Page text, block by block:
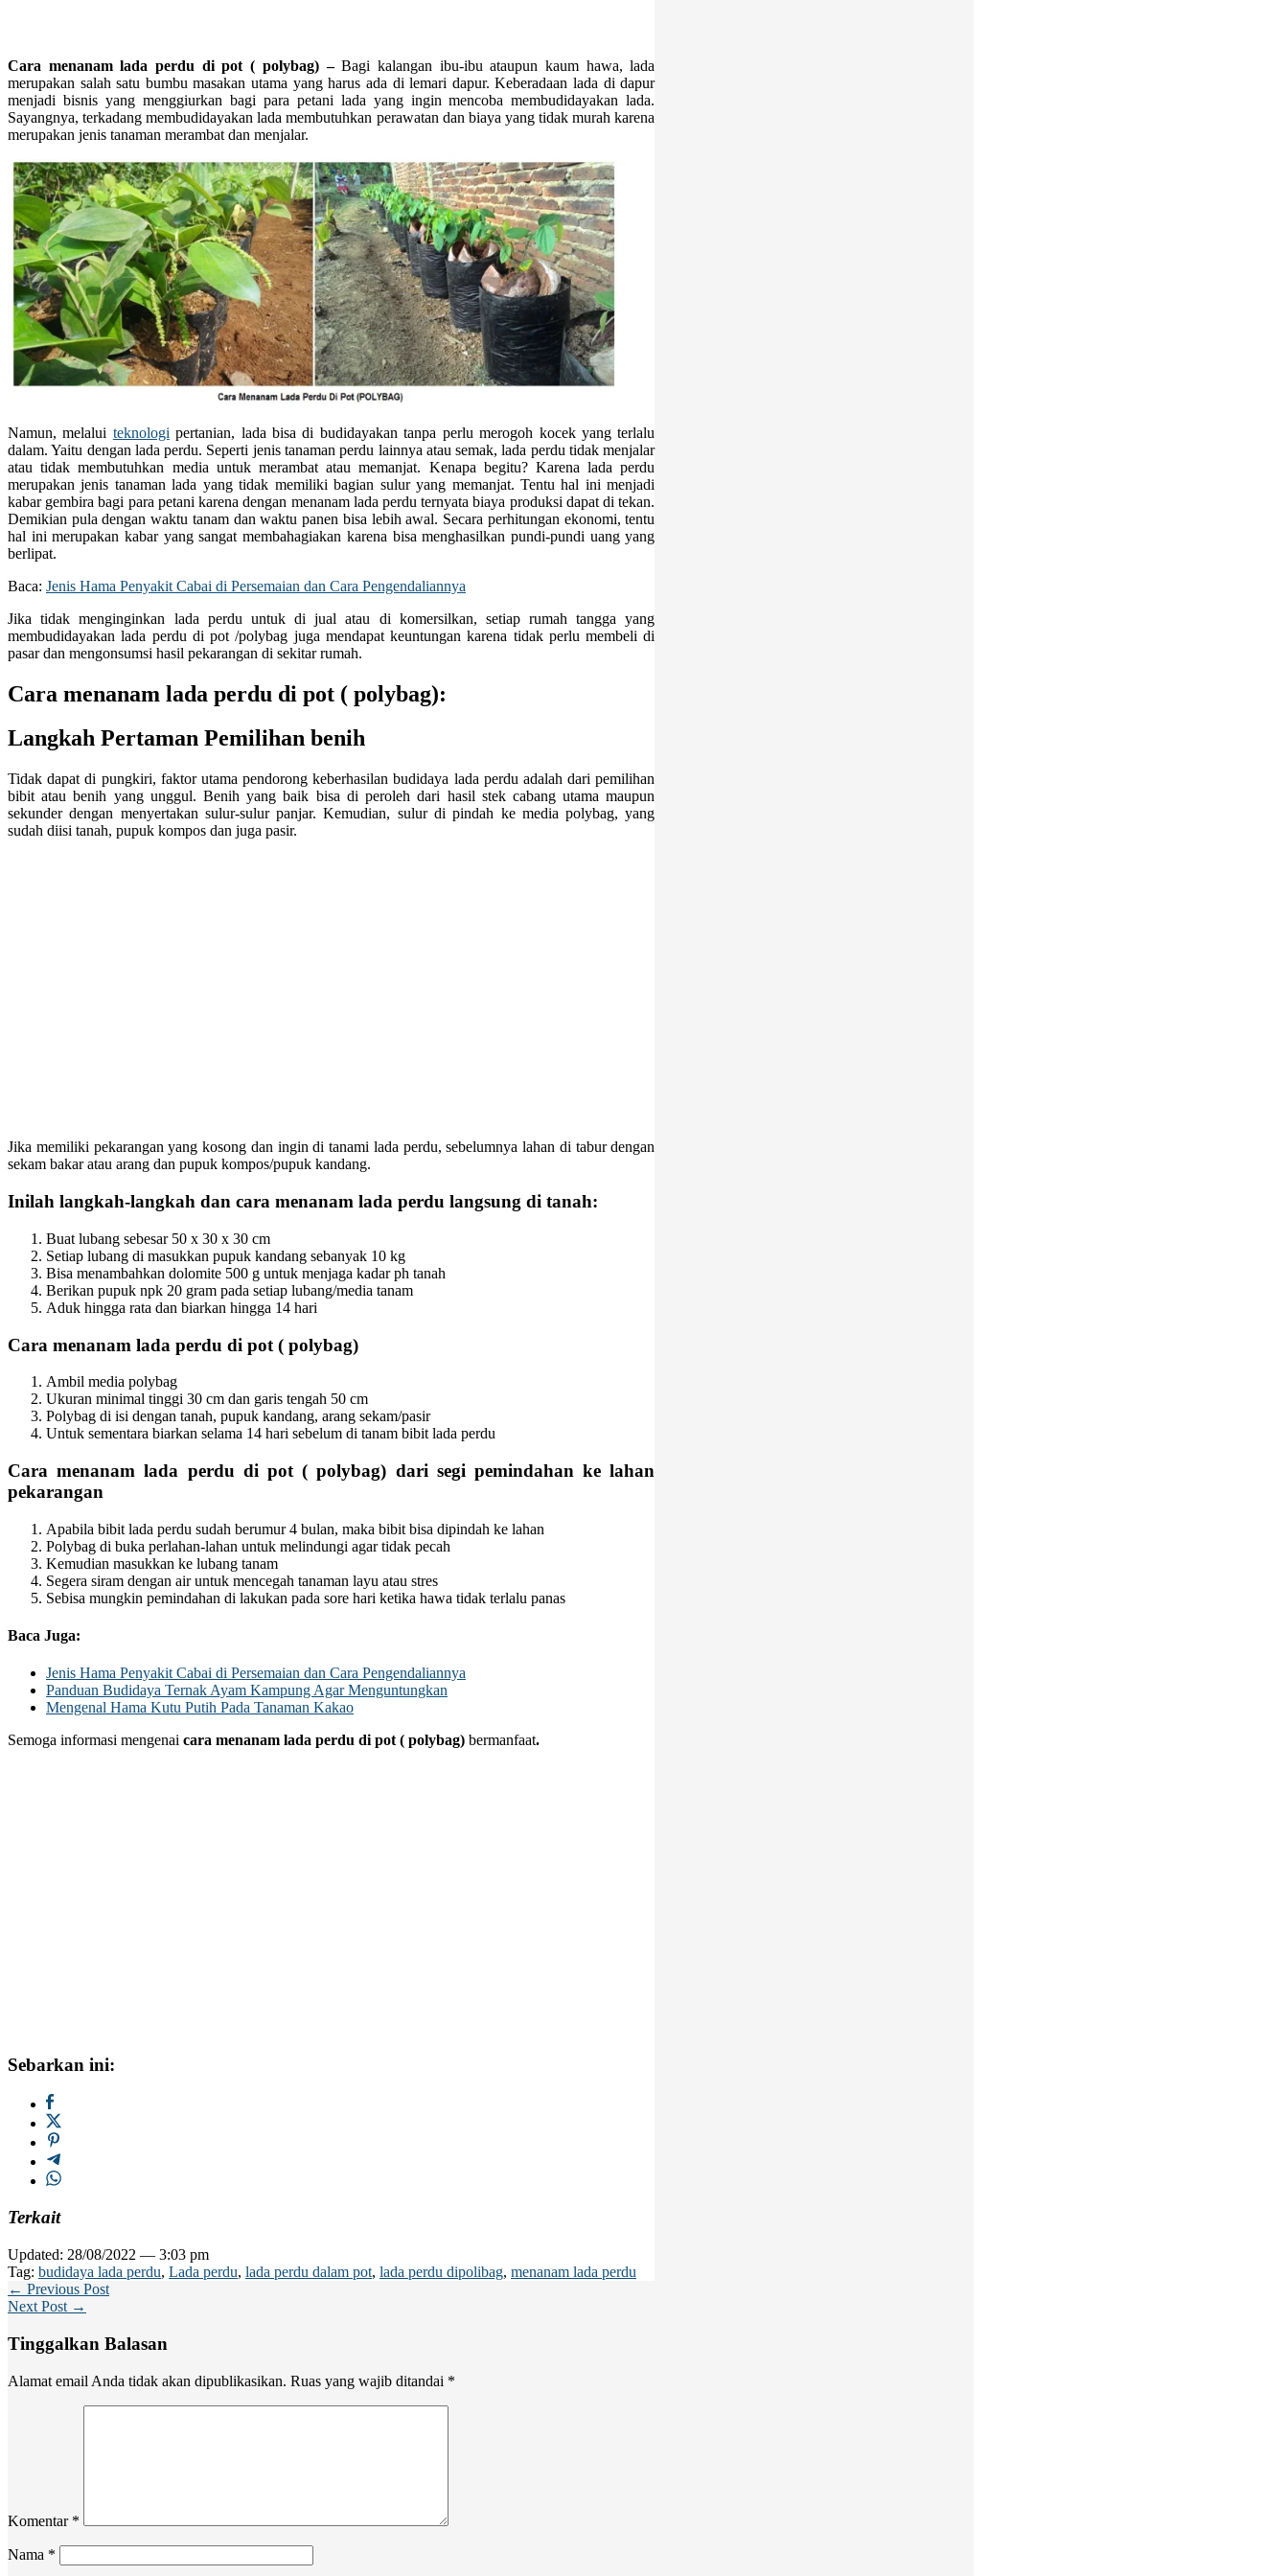
Cara menanam lada perdu di pot ( polybag) –Bagi kalangan ibu-ibu ataupun kaum hawa, lada
merupakan salah satu bumbu masakan utama yang harus ada di lemari dapur. Keberadaan lada di dapur
menjadi bisnis yang menggiurkan bagi para petani lada yang ingin mencoba membudidayakan lada.
Sayangnya, terkadang membudidayakan lada membutuhkan perawatan dan biaya yang tidak murah karena
merupakan jenis tanaman merambat dan menjalar.
Namun, melalui teknologi pertanian, lada bisa di budidayakan tanpa perlu merogoh kocek yang terlalu
dalam. Yaitu dengan lada perdu. Seperti jenis tanaman perdu lainnya atau semak, lada perdu tidak menjalar
atau tidak membutuhkan media untuk merambat atau memanjat. Kenapa begitu? Karena lada perdu
merupakan jenis tanaman lada yang tidak memiliki bagian sulur yang memanjat. Tentu hal ini menjadi
kabar gembira bagi para petani karena dengan menanam lada perdu ternyata biaya produksi dapat di tekan.
Demikian pula dengan waktu tanam dan waktu panen bisa lebih awal. Secara perhitungan ekonomi, tentu
hal ini merupakan kabar yang sangat membahagiakan karena bisa menghasilkan pundi-pundi uang yang
berlipat.
Baca: Jenis Hama Penyakit Cabai di Persemaian dan Cara Pengendaliannya
Jika tidak menginginkan lada perdu untuk di jual atau di komersilkan, setiap rumah tangga yang
membudidayakan lada perdu di pot /polybag juga mendapat keuntungan karena tidak perlu membeli di
pasar dan mengonsumsi hasil pekarangan di sekitar rumah.
Cara menanam lada perdu di pot ( polybag):
Langkah Pertaman Pemilihan benih
Tidak dapat di pungkiri, faktor utama pendorong keberhasilan budidaya lada perdu adalah dari pemilihan
bibit atau benih yang unggul. Benih yang baik bisa di peroleh dari hasil stek cabang utama maupun
sekunder dengan menyertakan sulur-sulur panjar. Kemudian, sulur di pindah ke media polybag, yang
sudah diisi tanah, pupuk kompos dan juga pasir.
Jika memiliki pekarangan yang kosong dan ingin di tanami lada perdu, sebelumnya lahan di tabur dengan
sekam bakar atau arang dan pupuk kompos/pupuk kandang.
Inilah langkah-langkah dan cara menanam lada perdu langsung di tanah:
Buat lubang sebesar 50 x 30 x 30 cm
Setiap lubang di masukkan pupuk kandang sebanyak 10 kg
Bisa menambahkan dolomite 500 g untuk menjaga kadar ph tanah
Berikan pupuk npk 20 gram pada setiap lubang/media tanam
Aduk hingga rata dan biarkan hingga 14 hari
Cara menanam lada perdu di pot ( polybag)
Ambil media polybag
Ukuran minimal tinggi 30 cm dan garis tengah 50 cm
Polybag di isi dengan tanah, pupuk kandang, arang sekam/pasir
Untuk sementara biarkan selama 14 hari sebelum di tanam bibit lada perdu
Cara menanam lada perdu di pot ( polybag) dari segi pemindahan ke lahan
pekarangan
Apabila bibit lada perdu sudah berumur 4 bulan, maka bibit bisa dipindah ke lahan
Polybag di buka perlahan-lahan untuk melindungi agar tidak pecah
Kemudian masukkan ke lubang tanam
Segera siram dengan air untuk mencegah tanaman layu atau stres
Sebisa mungkin pemindahan di lakukan pada sore hari ketika hawa tidak terlalu panas
Baca Juga:
Jenis Hama Penyakit Cabai di Persemaian dan Cara Pengendaliannya
Panduan Budidaya Ternak Ayam Kampung Agar Menguntungkan
Mengenal Hama Kutu Putih Pada Tanaman Kakao
Semoga informasi mengenai cara menanam lada perdu di pot ( polybag) bermanfaat.
Sebarkan ini:
Terkait
Updated: 28/08/2022 — 3:03 pm
Tag: budidaya lada perdu, Lada perdu, lada perdu dalam pot, lada perdu dipolibag, menanam lada perdu
← Previous Post
Next Post →
Tinggalkan Balasan
Alamat email Anda tidak akan dipublikasikan. Ruas yang wajib ditandai *
Komentar *
Nama *